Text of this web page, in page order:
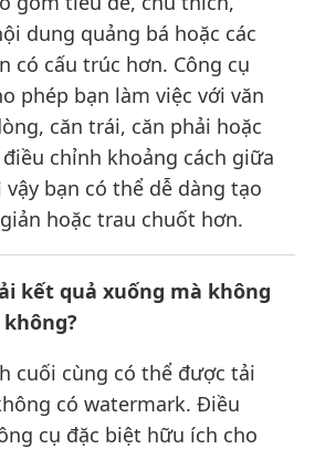
dung quảng bá hoặc các
có cấu trúc hơn. Công cụ
phép bạn làm việc với văn
căn trái, căn phải hoặc
chỉnh khoảng cách giữa
vậy bạn có thể dễ dàng tạo
hoặc trau chuốt hơn.
kết quả xuống mà không
cuối cùng có thể được tải
có watermark. Điều
cụ đặc biệt hữu ích cho